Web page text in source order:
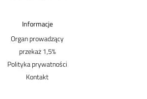
Informacje
Organ prowadzący
przekaż 1,5%
Polityka prywatności
Kontakt